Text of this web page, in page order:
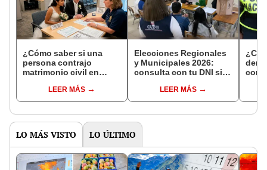
¿Cómo saber si una
persona contrajo
matrimonio civil en
LEER MÁS
Elecciones Regionales
y Municipales 2026:
consulta con tu DNI si
de mesa para este 4 de
octubre en el link oficial
LEER MÁS
con
LO MÁS VISTO LO ÚLTIMO